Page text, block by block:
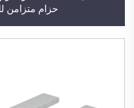
حزام متزامن